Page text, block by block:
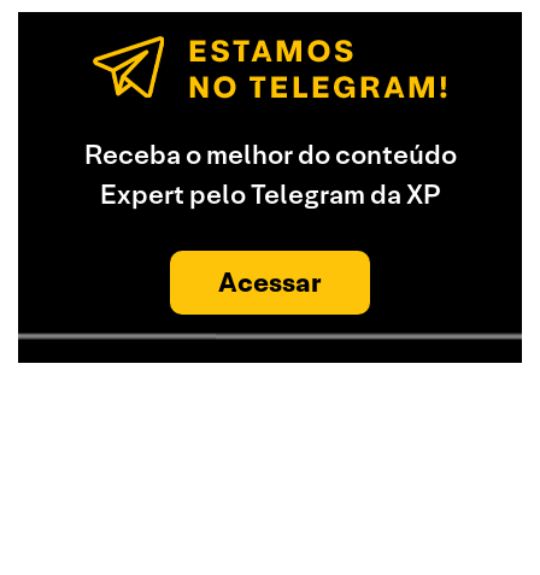
Receba o melhor do conteúdo
Expert pelo Telegram da XP
Acessar